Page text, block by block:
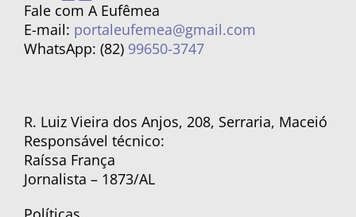
Fale com A Eufêmea
E-mail: portaleufemea@gmail.com
WhatsApp: (82) 99650-3747
R. Luiz Vieira dos Anjos, 208, Serraria, Maceió
Responsável técnico:
Raíssa França
Jornalista – 1873/AL